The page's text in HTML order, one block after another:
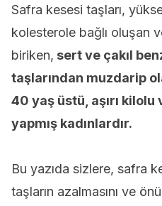
Safra kesesi taşları,
kolesterole bağlı oluşan
biriken, sert ve çakıl
taşlarından muzdarip
40 yaş üstü, aşırı
yapmış kadınlardır.
Bu yazıda sizlere, safra
taşların azalmasını ve